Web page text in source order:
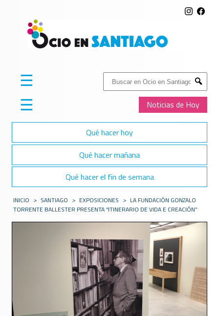
Buscar:
Submit
Noticias de Hoy
☰
☰
Qué hacer hoy
Qué hacer mañana
Qué hacer el fin de semana
INICIO > SANTIAGO > EXPOSICIONES > LA FUNDACIÓN GONZALO
TORRENTE BALLESTER PRESENTA “ITINERARIO DE VIDA E CREACIÓN”